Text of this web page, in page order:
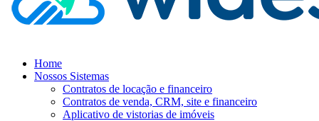
Home
Nossos Sistemas
Contratos de locação e financeiro
Contratos de venda, CRM, site e financeiro
Aplicativo de vistorias de imóveis